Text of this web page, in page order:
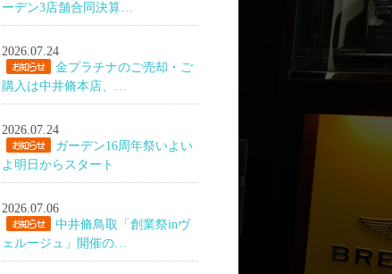
ーデン3店舗合同決算…
2026.07.24
金プラチナのご売却・ご
購入は中井脩本店、…
2026.07.24
ガーデン16周年祭いよい
よ明日からスタート
2026.07.06
中井脩鳥取「創業祭inヴ
ェルージュ」開催の…